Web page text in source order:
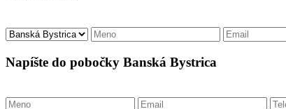
Napíšte do pobočky Banská Bystrica